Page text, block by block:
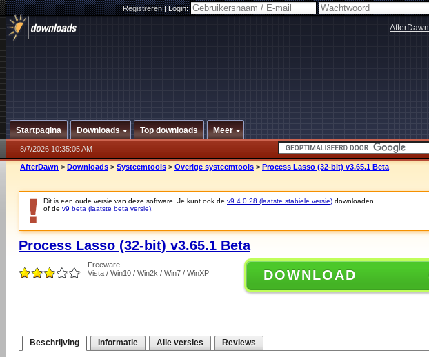
Registreren|Login:
AfterDawn
Startpagina Downloads Top downloads Meer
8/7/2026 10:35:05 AM
AfterDawn > Downloads > Systeemtools > Overige systeemtools > Process Lasso (32-bit) v3.65.1 Beta
Dit is een oude versie van deze software. Je kunt ook de v9.4.0.28 (laatste stabiele versie) downloaden.
of de v9 beta (laatste beta versie)
Process Lasso (32-bit) v3.65.1 Beta
Freeware
Vista / Win10 / Win2k / Win7 / WinXP
DOWNLOAD
Beschrijving Informatie Alle versies Reviews